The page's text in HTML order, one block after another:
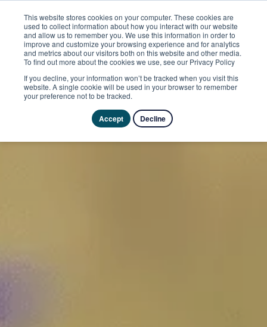
This website stores cookies on your computer. These cookies are
used to collect information about how you interact with our website
and allow us to remember you. We use this information in order to
improve and customize your browsing experience and for analytics
and metrics about our visitors both on this website and other media.
To find out more about the cookies we use, see our Privacy Policy
If you decline, your information won’t be tracked when you visit this
website. A single cookie will be used in your browser to remember
your preference not to be tracked.
Accept Decline